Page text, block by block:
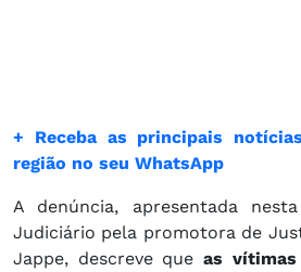
+ Receba as principais
região no seu WhatsApp
A denúncia, apresentada
Judiciário pela promotora de
Jappe, descreve queas